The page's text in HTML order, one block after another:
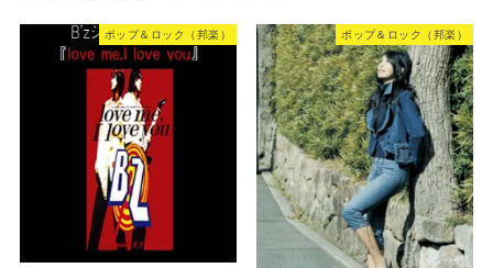
ポップ＆ロック（邦楽） ポップ＆ロック（邦楽）